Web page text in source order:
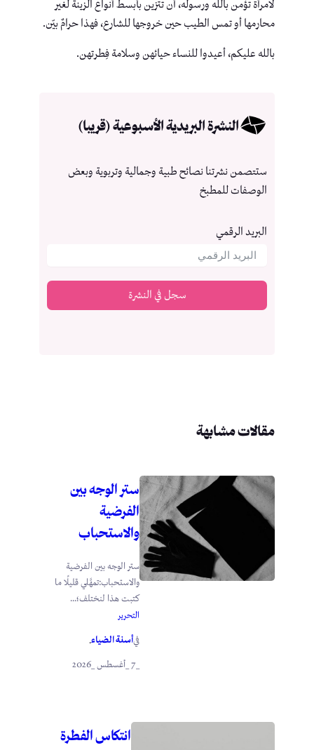
لامرأة تؤمن بالله ورسوله، أن تتزين بأبسط أنواع الزينة لغير
محارمها أو تمس الطيب حين خروجها للشارع، فهذا حرامٌ بيّن.
بالله عليكم، أعيدوا للنساء حيائهن وسلامة فِطرتهن.
النشرة البريدية الأسبوعية (قريبا)
ستتصمن نشرتنا نصائح طبية وجمالية وتربوية وبعض
الوصفات للمطبخ
البريد الرقمي
سجل في النشرة
مقالات مشابهة
ستر الوجه بين
الفرضية
والاستحباب
ستر الوجه بين الفرضية
والاستحباب:تمهَّلي قليلًا ما
كتبت هذا لنختلف؛...
التحرير
فيأسنة الضياء.
انتكاس الفطرة